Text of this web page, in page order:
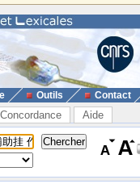
Outils Contact
Concordance Aide